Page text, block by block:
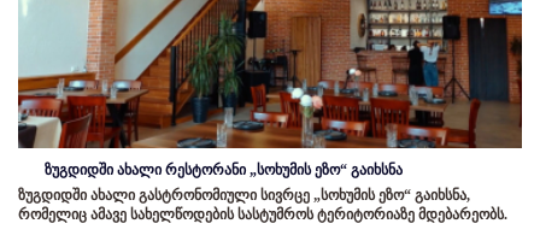
ზუგდიდში ახალი რესტორანი „სოხუმის ეზო“ გაიხსნა
ზუგდიდში ახალი გასტრონომიული სივრცე „სოხუმის ეზო“ გაიხსნა,
რომელიც ამავე სახელწოდების სასტუმროს ტერიტორიაზე მდებარეობს.